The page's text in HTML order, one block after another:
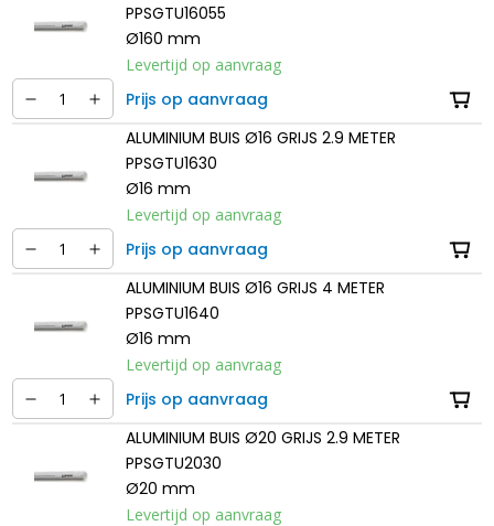
PPSGTU16055
Ø160 mm
Levertijd op aanvraag
Prijs op aanvraag
ALUMINIUM BUIS Ø16 GRIJS 2.9 METER
PPSGTU1630
Ø16 mm
Levertijd op aanvraag
Prijs op aanvraag
ALUMINIUM BUIS Ø16 GRIJS 4 METER
PPSGTU1640
Ø16 mm
Levertijd op aanvraag
Prijs op aanvraag
ALUMINIUM BUIS Ø20 GRIJS 2.9 METER
PPSGTU2030
Ø20 mm
Levertijd op aanvraag